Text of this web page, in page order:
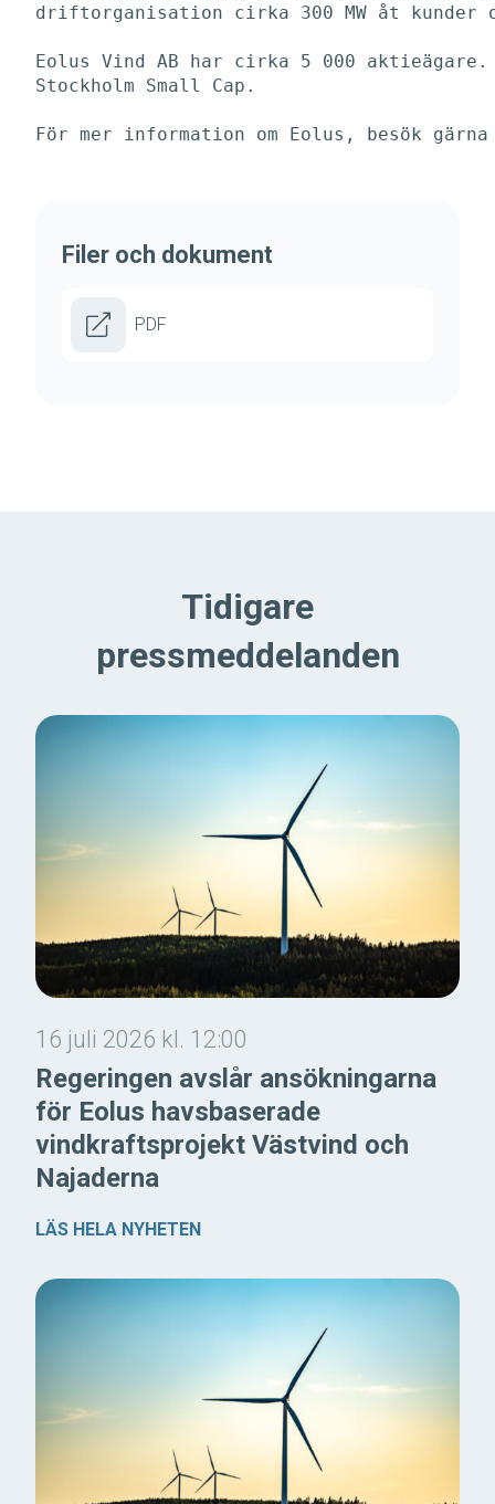
driftorganisation cirka 300 MW åt
Eolus Vind AB har cirka 5 000 aktieägare.
Stockholm Small Cap.
För mer information om Eolus, besök gärna
Filer och dokument
PDF
Tidigare
pressmeddelanden
16 juli 2026 kl. 12:00
Regeringen avslår ansökningarna
för Eolus havsbaserade
vindkraftsprojekt Västvind och
Najaderna
LÄS HELA NYHETEN